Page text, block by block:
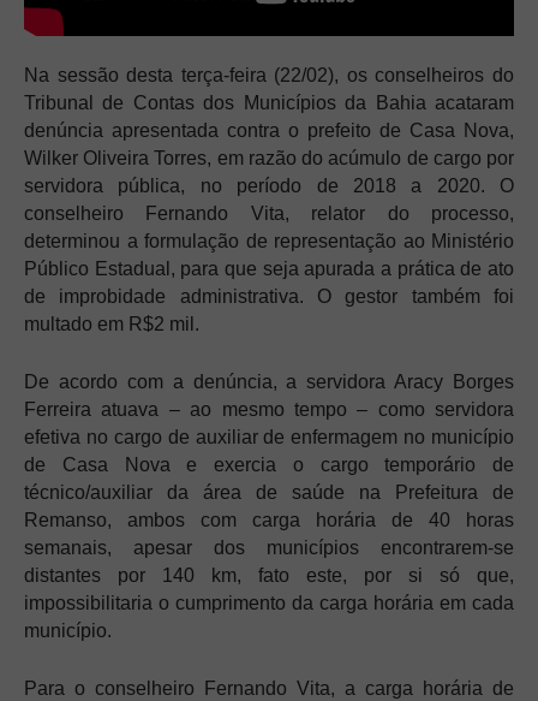
Na sessão desta terça-feira (22/02), os conselheiros do
Tribunal de Contas dos Municípios da Bahia acataram
denúncia apresentada contra o prefeito de Casa Nova,
Wilker Oliveira Torres, em razão do acúmulo de cargo por
servidora pública, no período de 2018 a 2020. O
conselheiro Fernando Vita, relator do processo,
determinou a formulação de representação ao Ministério
Público Estadual, para que seja apurada a prática de ato
de improbidade administrativa. O gestor também foi
multado em R$2 mil.
De acordo com a denúncia, a servidora Aracy Borges
Ferreira atuava – ao mesmo tempo – como servidora
efetiva no cargo de auxiliar de enfermagem no município
de Casa Nova e exercia o cargo temporário de
técnico/auxiliar da área de saúde na Prefeitura de
Remanso, ambos com carga horária de 40 horas
semanais, apesar dos municípios encontrarem-se
distantes por 140 km, fato este, por si só que,
impossibilitaria o cumprimento da carga horária em cada
município.
Para o conselheiro Fernando Vita, a carga horária de